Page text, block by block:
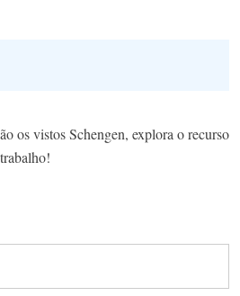
os vistos Schengen, explora o recurso